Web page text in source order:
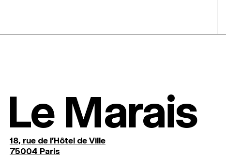
Le Marais
18, rue de l'Hôtel de Ville
75004 Paris